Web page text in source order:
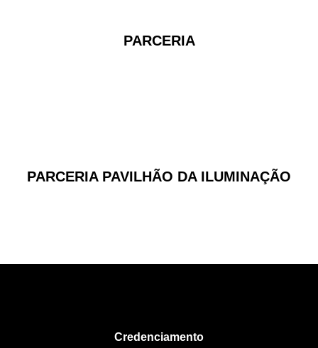
PARCERIA
PARCERIA PAVILHÃO DA ILUMINAÇÃO
Credenciamento